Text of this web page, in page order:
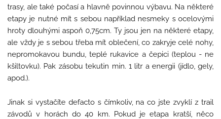
trasy, ale také počasí a hlavně povinnou výbavu. Na některé
etapy je nutné mít s sebou například nesmeky s ocelovými
hroty dlouhými aspoň 0,75cm. Ty jsou jen na některé etapy,
ale vždy je s sebou třeba mít oblečení, co zakryje celé nohy,
nepromokavou bundu, teplé rukavice a čepici (teplou - ne
kšiltovku). Pak zásobu tekutin min. 1 litr a energii (jídlo, gely,
apod.).
Jinak si vystačíte defacto s čímkoliv, na co jste zvyklí z trail
závodů v horách do 40 km. Pokud je etapa kratší, něco